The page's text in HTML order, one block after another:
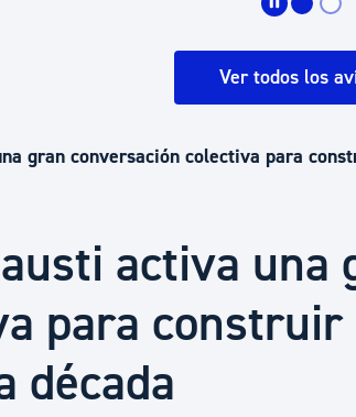
Ver todos los
gran conversación colectiva para
activa una
para construir
década